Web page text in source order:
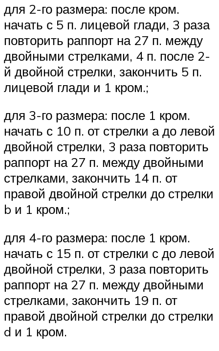
для 2-го размера: после кром.
начать с 5 п. лицевой глади, 3 раза
повторить раппорт на 27 п. между
двойными стрелками, 4 п. после 2-
й двойной стрелки, закончить 5 п.
лицевой глади и 1 кром.;
для 3-го размера: после 1 кром.
начать с 10 п. от стрелки а до левой
двойной стрелки, 3 раза повторить
раппорт на 27 п. между двойными
стрелками, закончить 14 п. от
правой двойной стрелки до стрелки
b и 1 кром.;
для 4-го размера: после 1 кром.
начать с 15 п. от стрелки с до левой
двойной стрелки, 3 раза повторить
раппорт на 27 п. между двойными
стрелками, закончить 19 п. от
правой двойной стрелки до стрелки
d и 1 кром.